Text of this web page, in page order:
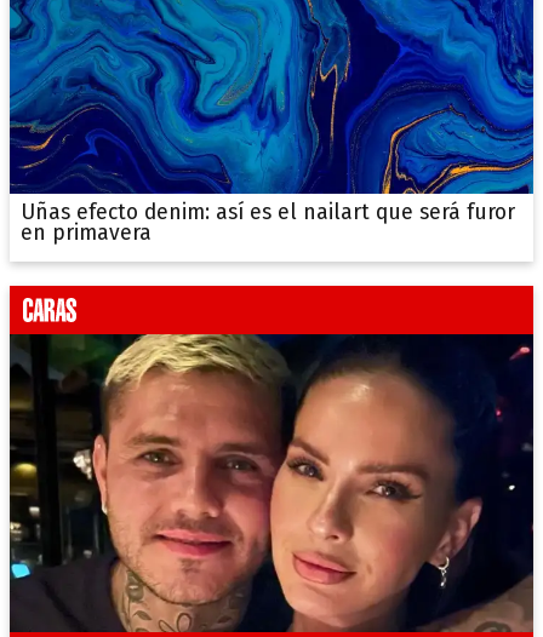
Uñas efecto denim: así es el nailart que será furor
en primavera